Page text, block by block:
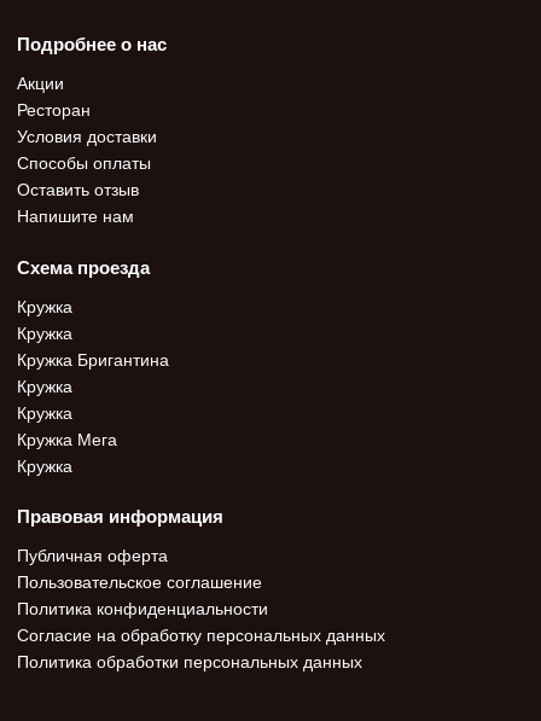
Подробнее о нас
Акции
Ресторан
Условия доставки
Способы оплаты
Оставить отзыв
Напишите нам
Схема проезда
Кружка
Кружка
Кружка Бригантина
Кружка
Кружка
Кружка Мега
Кружка
Правовая информация
Публичная оферта
Пользовательское соглашение
Политика конфиденциальности
Согласие на обработку персональных данных
Политика обработки персональных данных